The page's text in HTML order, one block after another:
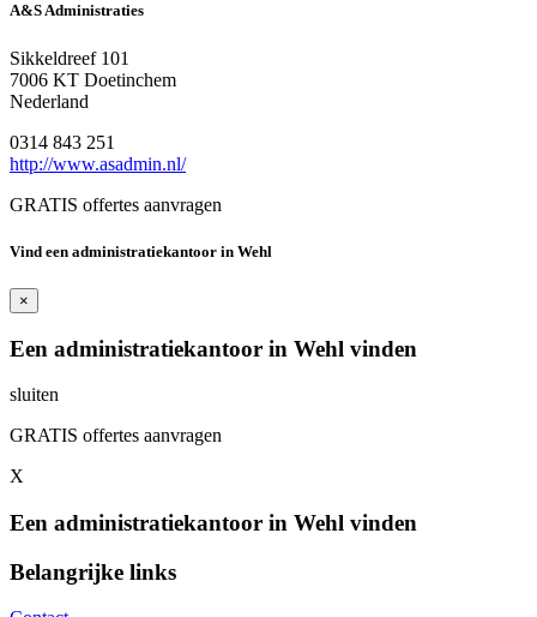
A&S Administraties
Sikkeldreef 101
7006 KT Doetinchem
Nederland
0314 843 251
http://www.asadmin.nl/
GRATIS offertes aanvragen
Vind een administratiekantoor in Wehl
×
Een administratiekantoor in Wehl vinden
sluiten
GRATIS offertes aanvragen
X
Een administratiekantoor in Wehl vinden
Belangrijke links